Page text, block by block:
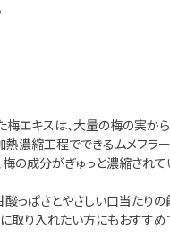
エキスは、大量の梅の実か
濃縮工程でできるムメフラ
成分がぎゅっと濃縮されて
酸っぱさとやさしい口当たり
取り入れたい方にもおすすめ